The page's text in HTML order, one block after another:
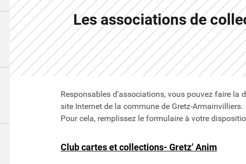
Les associations de
Responsables d’associations, vous pouvez faire
site Internet de la commune de Gretz-Armainvilliers.
Pour cela, remplissez le formulaire à votre
Club cartes et collections- Gretz’ Anim